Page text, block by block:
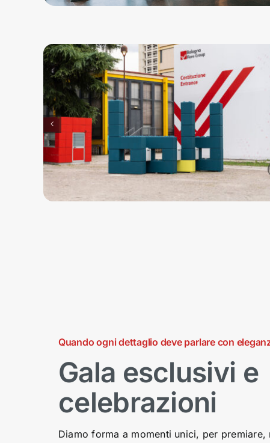
Quando ogni dettaglio deve parlare con
Gala esclusivi e
celebrazioni
Diamo forma a momenti unici, per